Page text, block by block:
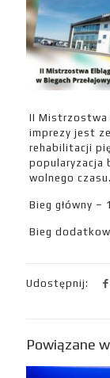
II Mistrzostwa
imprezy jest
rehabilitacji
popularyzacja
wolnego
Bieg główny –
Bieg
Udostępnij:
Powiązane